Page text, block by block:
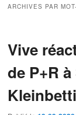
ARCHIVES PAR
Vive
de P+R